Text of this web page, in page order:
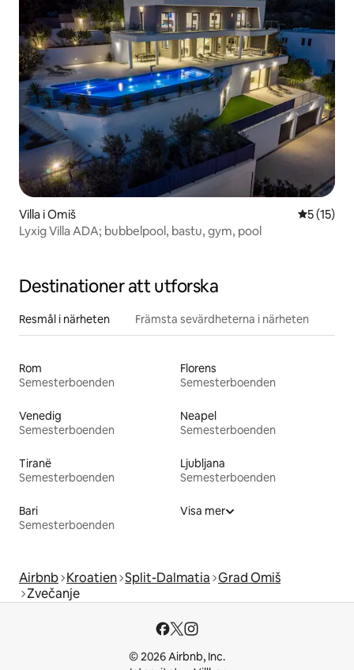
Villa i Omiš 5 av 5 i
5 (15)
Lyxig Villa ADA; bubbelpool, bastu, gym, pool
Destinationer att utforska
Resmål i närheten Främsta sevärdheterna i närheten
Rom
Semesterboenden
Florens
Semesterboenden
Venedig
Semesterboenden
Neapel
Semesterboenden
Tiranë
Semesterboenden
Ljubljana
Semesterboenden
Bari
Semesterboenden
Visa mer
Airbnb Kroatien Split-Dalmatia Grad Omiš
Zvečanje
© 2026 Airbnb, Inc.